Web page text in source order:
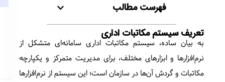
فهرست مطالب
تعریف سیستم مکاتبات اداری
به بیان ساده، سیستم مکاتبات اداری سامانه‌ای متشکل از
نرم‌افزارها و ابزارهای مختلف، برای مدیریت متمرکز و یکپارچه
مکاتبات و گردش آن‌ها در سازمان است؛ این سیستم از نرم‌افزارها